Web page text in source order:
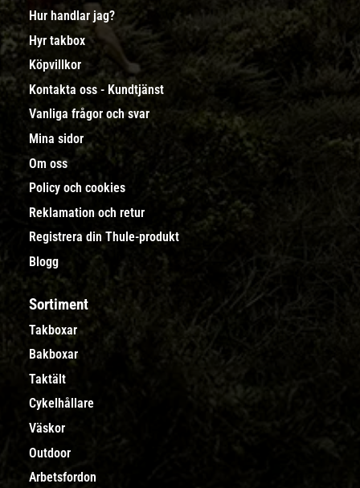
Hur handlar jag?
Hyr takbox
Köpvillkor
Kontakta oss - Kundtjänst
Vanliga frågor och svar
Mina sidor
Om oss
Policy och cookies
Reklamation och retur
Registrera din Thule-produkt
Blogg
Sortiment
Takboxar
Bakboxar
Taktält
Cykelhållare
Väskor
Outdoor
Arbetsfordon